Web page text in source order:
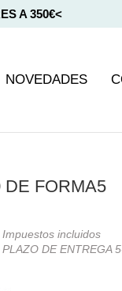
A 350€<
NOVEDADES
DE FORMA5
Impuestos incluidos
PLAZO DE ENTREGA